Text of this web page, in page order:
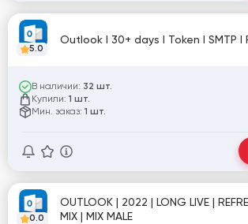
5.0
Outlook I 30+ days I Token I SMTP I
В наличии: 32 шт.
Купили: 1 шт.
Мин. заказ: 1 шт.
0.0
OUTLOOK | 2022 | LONG LIVE |
MIX | MIX MALE